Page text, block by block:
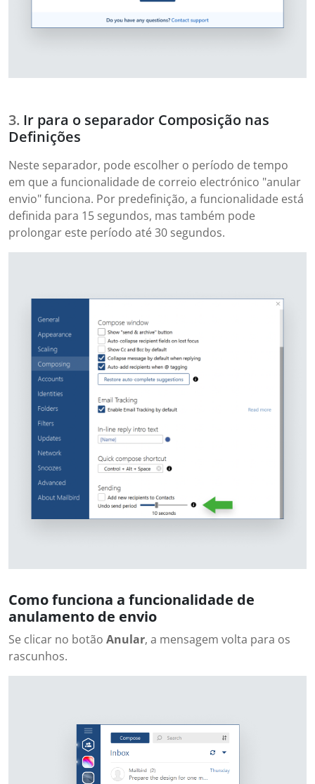
Ir para o separador Composição nas
Definições
Neste separador, pode escolher o período de tempo
em que a funcionalidade de correio electrónico "anular
envio" funciona. Por predefinição, a funcionalidade está
definida para 15 segundos, mas também pode
prolongar este período até 30 segundos.
Como funciona a funcionalidade de
anulamento de envio
Se clicar no botão Anular, a mensagem volta para os
rascunhos.